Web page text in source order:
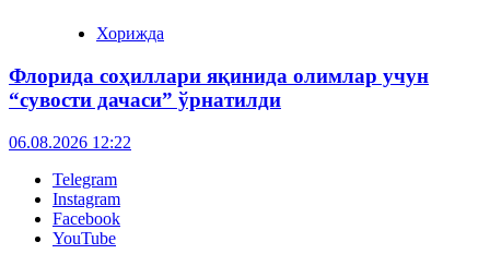
Хорижда
Флорида соҳиллари яқинида олимлар учун
“сувости дачаси” ўрнатилди
06.08.2026 12:22
Telegram
Instagram
Facebook
YouTube